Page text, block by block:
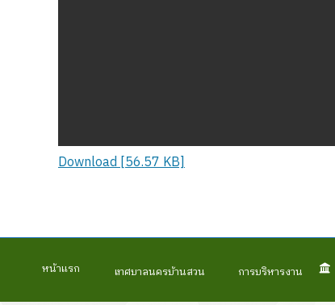
Download [56.57 KB]
หน้าแรก
เทศบาลนครบ้านสวน การบริหารงาน